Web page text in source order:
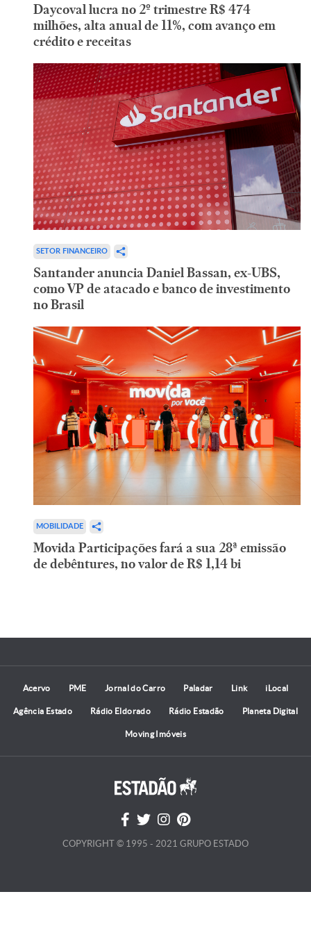
Daycoval lucra no 2º trimestre R$ 474
milhões, alta anual de 11%, com avanço em
crédito e receitas
SETOR FINANCEIRO
Santander anuncia Daniel Bassan, ex-UBS,
como VP de atacado e banco de investimento
no Brasil
MOBILIDADE
Movida Participações fará a sua 28ª emissão
de debêntures, no valor de R$ 1,14 bi
Acervo PME Jornal do Carro Paladar Link iLocal
Agência Estado Rádio Eldorado Rádio Estadão Planeta Digital
Moving Imóveis
COPYRIGHT © 1995 - 2021 GRUPO ESTADO